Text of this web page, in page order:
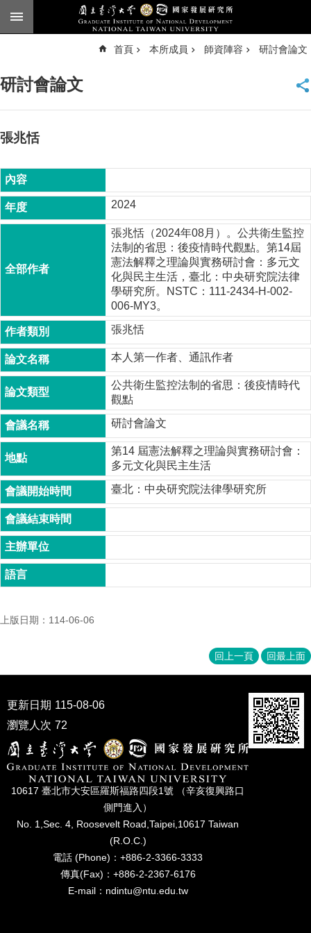
跳到主要內容區塊
臺
頁
公
告
本
介
成
員
博
士
班
碩
士
班
職
專
班
學
術
研
究
家
期
口
試
專
區
學
首頁 本所成員 師資陣容 研討會論文
研討會論文
張兆恬
2024
張兆恬（2024年08月）。公共衛生監控
法制的省思：後疫情時代觀點。第14屆
憲法解釋之理論與實務研討會：多元文
化與民主生活，臺北：中央研究院法律
學研究所。NSTC：111-2434-H-002-
006-MY3。
張兆恬
本人第一作者、通訊作者
公共衛生監控法制的省思：後疫情時代
觀點
研討會論文
第14 屆憲法解釋之理論與實務研討會：
多元文化與民主生活
臺北：中央研究院法律學研究所
上版日期：114-06-06
回上一頁 回最上面
更新日期 115-08-06
瀏覽人次 72
10617 臺北市⼤安區羅斯福路四段1號 （辛亥復興路⼝
側⾨進入）
No. 1,Sec. 4, Roosevelt Road,Taipei,10617 Taiwan
(R.O.C.)
電話 (Phone)：+886-2-3366-3333
傳真(Fax)：+886-2-2367-6176
E-mail：ndintu@ntu.edu.tw